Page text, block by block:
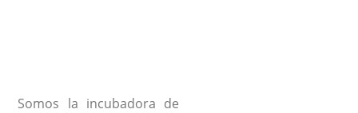
Somos la incubadora de